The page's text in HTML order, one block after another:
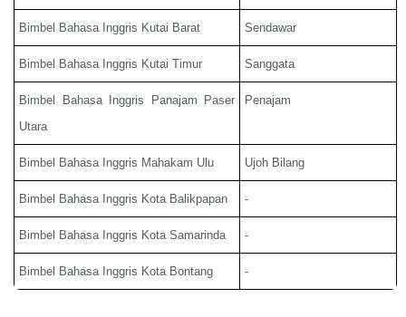
Bimbel Bahasa Inggris Kutai Barat Sendawar
Bimbel Bahasa Inggris Kutai Timur Sanggata
Bimbel Bahasa Inggris
Panajam Paser
Utara
Penajam
Bimbel Bahasa Inggris Mahakam Ulu Ujoh Bilang
Bimbel Bahasa Inggris Kota Balikpapan -
Bimbel Bahasa Inggris Kota Samarinda -
Bimbel Bahasa Inggris Kota Bontang -